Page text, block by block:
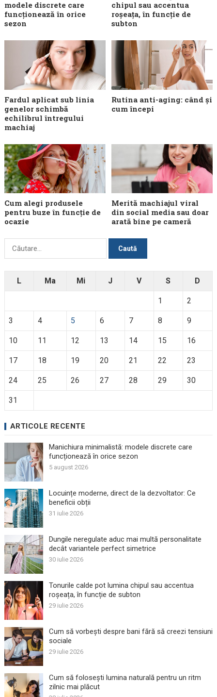
modele discrete care
funcționează în orice
sezon
chipul sau accentua
roșeața, în funcție de
subton
Fardul aplicat sub linia
genelor schimbă
echilibrul întregului
machiaj
Rutina anti-aging: când și
cum începi
Cum alegi produsele
pentru buze în funcție de
ocazie
Merită machiajul viral
din social media sau doar
arată bine pe cameră
Caută
L Ma Mi J V S D
1 2
3 4 5 6 7 8 9
10 11 12 13 14 15 16
17 18 19 20 21 22 23
24 25 26 27 28 29 30
31
ARTICOLE RECENTE
Manichiura minimalistă: modele discrete care
funcționează în orice sezon
5 august 2026
Locuințe moderne, direct de la dezvoltator: Ce
beneficii obții
31 iulie 2026
Dungile neregulate aduc mai multă personalitate
decât variantele perfect simetrice
30 iulie 2026
Tonurile calde pot lumina chipul sau accentua
roșeața, în funcție de subton
29 iulie 2026
Cum să vorbești despre bani fără să creezi tensiuni
sociale
29 iulie 2026
Cum să folosești lumina naturală pentru un ritm
zilnic mai plăcut